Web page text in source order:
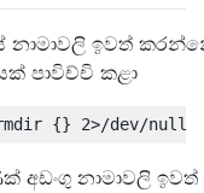
ඉවත්
පාවිච්චි කළා
අඩංගු නාමාවලි ඉවත්